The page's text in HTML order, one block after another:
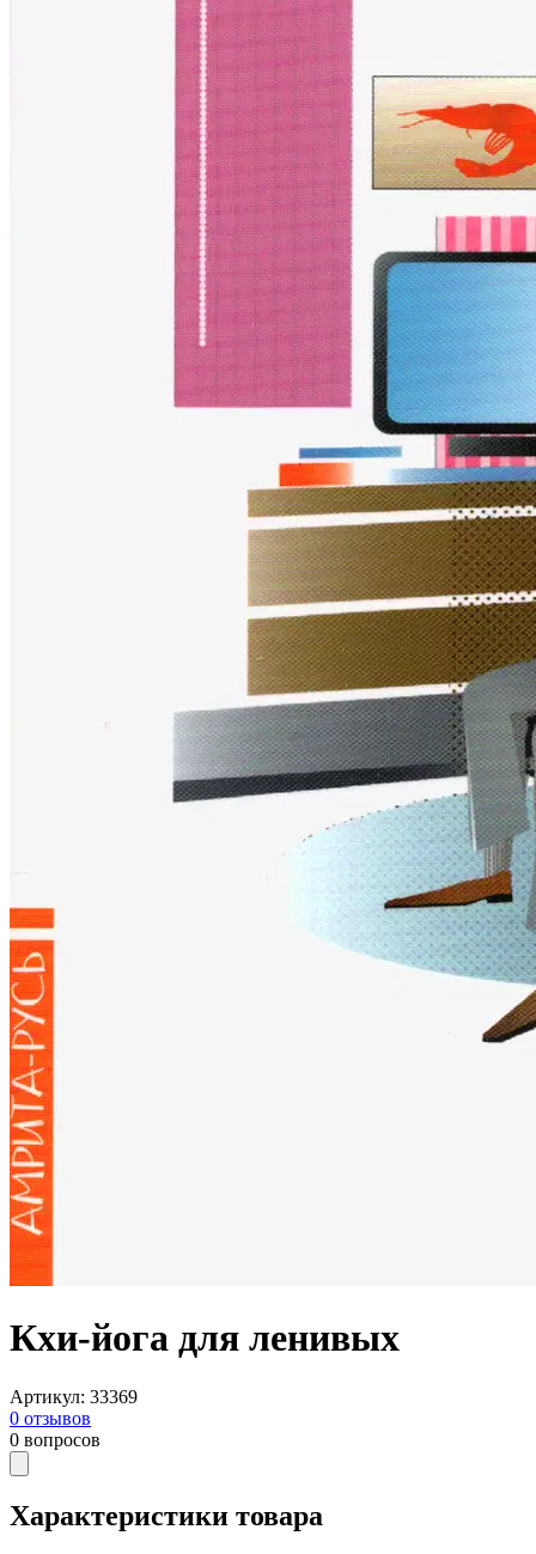
Кхи-йога для ленивых
Артикул: 33369
0 отзывов
0 вопросов
Характеристики товара